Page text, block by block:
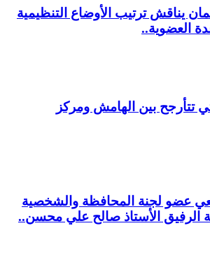
يناقش ترتيب الأوضاع التنظيمية
العضوية..
تتأرجح بين الهامش ومركز
عضو لجنة المحافظة والشخصية
الرفيق الأستاذ صالح علي محسن..